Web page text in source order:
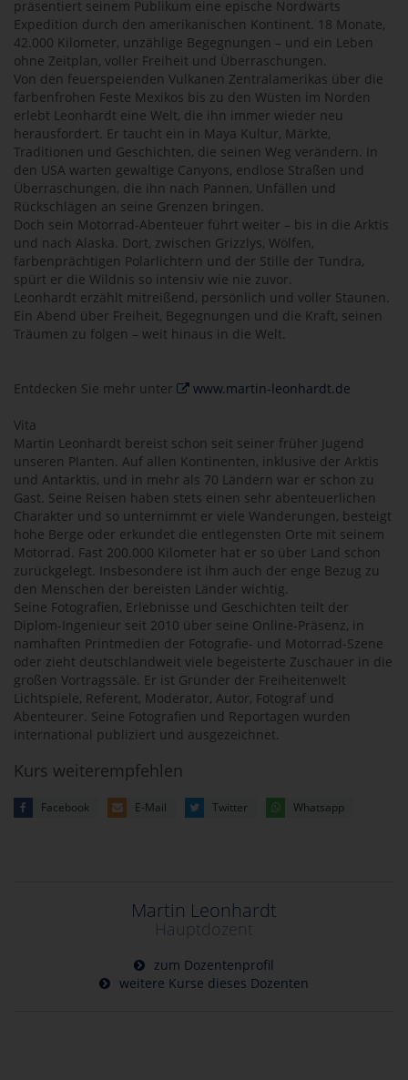
präsentiert seinem Publikum eine epische Nordwärts
Expedition durch den amerikanischen Kontinent. 18 Monate,
42.000 Kilometer, unzählige Begegnungen – und ein Leben
ohne Zeitplan, voller Freiheit und Überraschungen.
Von den feuerspeienden Vulkanen Zentralamerikas über die
farbenfrohen Feste Mexikos bis zu den Wüsten im Norden
erlebt Leonhardt eine Welt, die ihn immer wieder neu
herausfordert. Er taucht ein in Maya Kultur, Märkte,
Traditionen und Geschichten, die seinen Weg verändern. In
den USA warten gewaltige Canyons, endlose Straßen und
Überraschungen, die ihn nach Pannen, Unfällen und
Rückschlägen an seine Grenzen bringen.
Doch sein Motorrad-Abenteuer führt weiter – bis in die Arktis
und nach Alaska. Dort, zwischen Grizzlys, Wölfen,
farbenprächtigen Polarlichtern und der Stille der Tundra,
spürt er die Wildnis so intensiv wie nie zuvor.
Leonhardt erzählt mitreißend, persönlich und voller Staunen.
Ein Abend über Freiheit, Begegnungen und die Kraft, seinen
Träumen zu folgen – weit hinaus in die Welt.
Entdecken Sie mehr unter www.martin-leonhardt.de
Vita
Martin Leonhardt bereist schon seit seiner früher Jugend
unseren Planten. Auf allen Kontinenten, inklusive der Arktis
und Antarktis, und in mehr als 70 Ländern war er schon zu
Gast. Seine Reisen haben stets einen sehr abenteuerlichen
Charakter und so unternimmt er viele Wanderungen, besteigt
hohe Berge oder erkundet die entlegensten Orte mit seinem
Motorrad. Fast 200.000 Kilometer hat er so über Land schon
zurückgelegt. Insbesondere ist ihm auch der enge Bezug zu
den Menschen der bereisten Länder wichtig.
Seine Fotografien, Erlebnisse und Geschichten teilt der
Diplom-Ingenieur seit 2010 über seine Online-Präsenz, in
namhaften Printmedien der Fotografie- und Motorrad-Szene
oder zieht deutschlandweit viele begeisterte Zuschauer in die
großen Vortragssäle. Er ist Gründer der Freiheitenwelt
Lichtspiele, Referent, Moderator, Autor, Fotograf und
Abenteurer. Seine Fotografien und Reportagen wurden
international publiziert und ausgezeichnet.
Kurs weiterempfehlen
Facebook E-Mail Twitter Whatsapp
Martin Leonhardt
Hauptdozent
zum Dozentenprofil
weitere Kurse dieses Dozenten